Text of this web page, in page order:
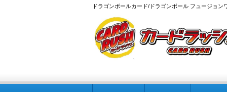
ドラゴンボールカード/ドラゴンボール フュージョン